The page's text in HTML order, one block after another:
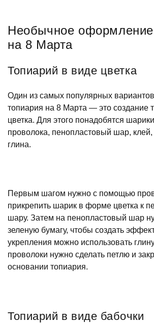
Необычное оформление
на 8 Марта
Топиарий в виде цветка
Один из самых популярных
топиария на 8 Марта — это создание
цветка. Для этого понадобятся
проволока, пенопластовый шар, клей,
глина.
Первым шагом нужно с помощью
прикрепить шарик в форме цветка к
шару. Затем на пенопластовый шар
зеленую бумагу, чтобы создать
укрепления можно использовать
проволоки нужно сделать петлю и
основании топиария.
Топиарий в виде бабочки